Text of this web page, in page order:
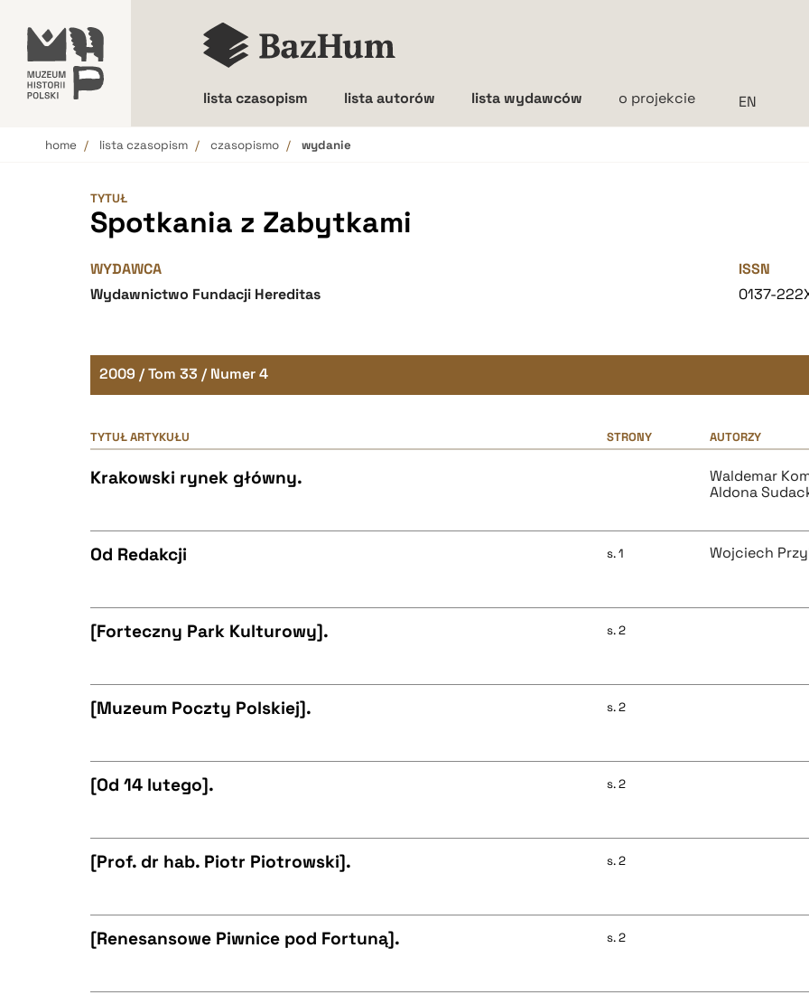
lista czasopism lista autorów lista wydawców o projekcie
home lista czasopism czasopismo wydanie
TYTUŁ
Spotkania z Zabytkami
WYDAWCA
Wydawnictwo Fundacji Hereditas
ISSN
0137-
2009 / Tom 33 / Numer 4
TYTUŁ ARTYKUŁU STRONY AUTORZY
Krakowski rynek główny.
Waldemar
Aldona
BIBTEX
Od Redakcji s. 1 Wojciech
BIBTEX
[Forteczny Park Kulturowy]. s. 2
BIBTEX
[Muzeum Poczty Polskiej]. s. 2
[Od 14 lutego]. s. 2
[Prof. dr hab. Piotr Piotrowski]. s. 2
[Renesansowe Piwnice pod Fortuną]. s. 2